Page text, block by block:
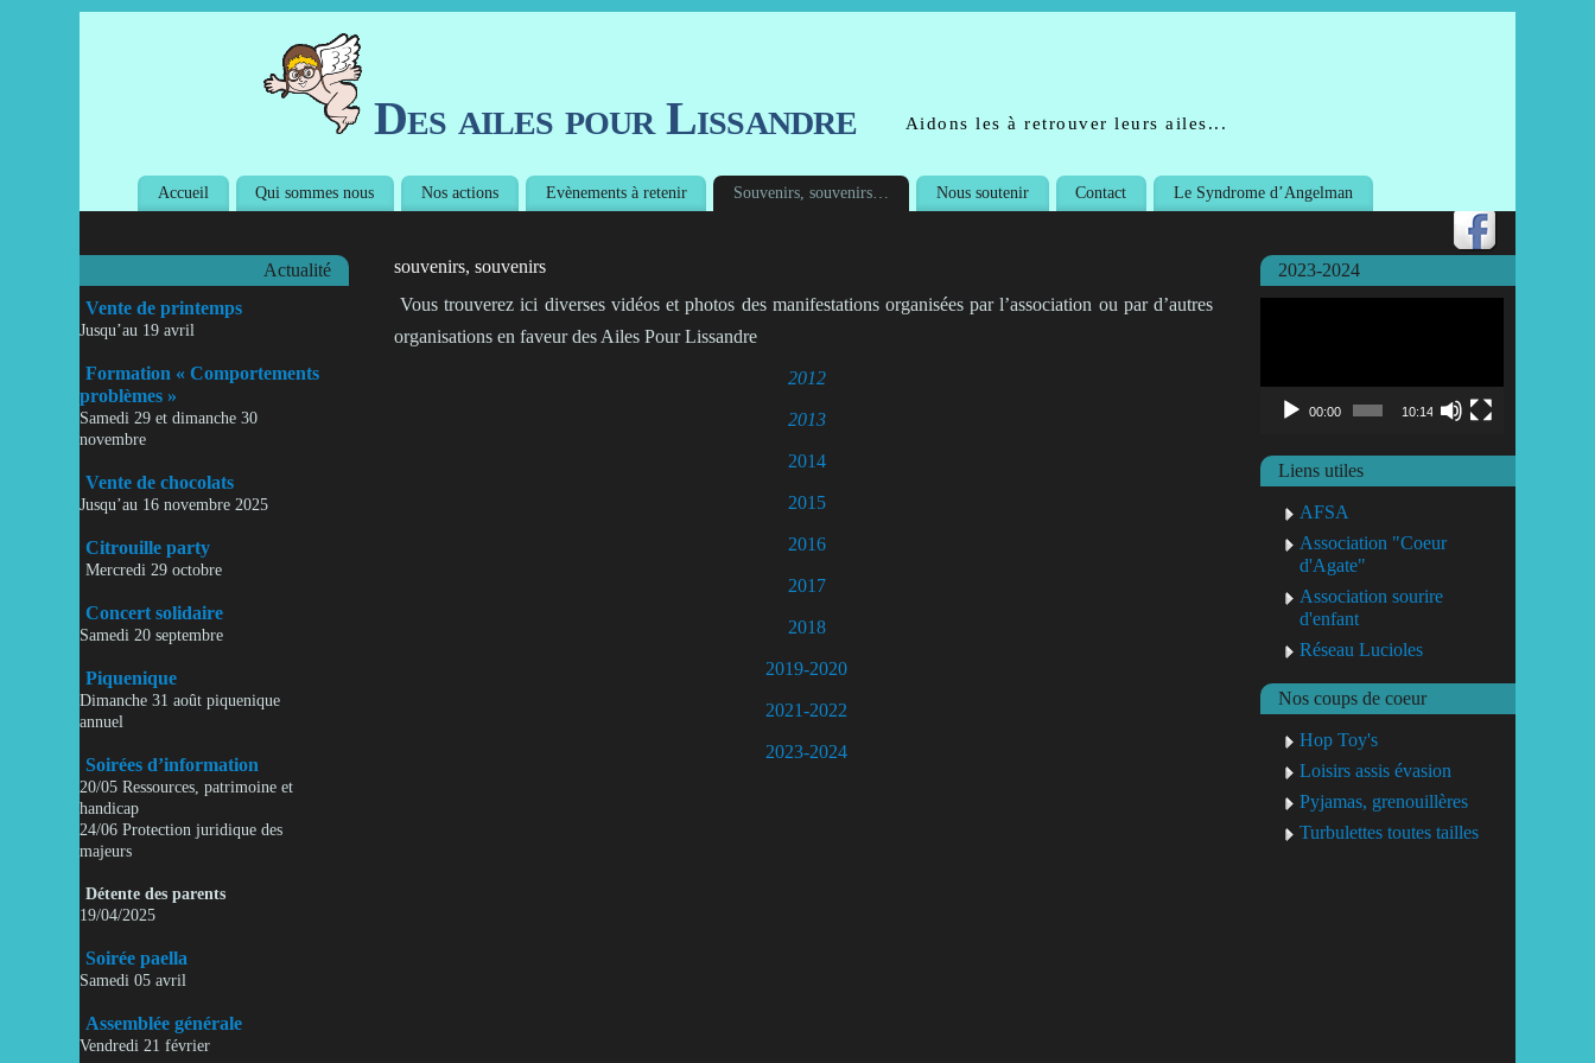
Des ailes pour Lissandre Aidons les à retrouver leurs ailes...
Accueil Qui sommes nous Nos actions Evènements à retenir Souvenirs, souvenirs… Nous soutenir Contact Le Syndrome d’Angelman
souvenirs, souvenirs
Vous trouverez ici diverses vidéos et photos des manifestations organisées par l’association ou par d’autres
organisations en faveur des Ailes Pour Lissandre
2012
2013
2014
2015
2016
2017
2018
2019-2020
2021-2022
2023-2024
Actualité
Vente de printemps
Jusqu’au 19 avril
Formation « Comportements
problèmes »
Samedi 29 et dimanche 30
novembre
Vente de chocolats
Jusqu’au 16 novembre 2025
Citrouille party
Mercredi 29 octobre
Concert solidaire
Samedi 20 septembre
Piquenique
Dimanche 31 août piquenique
annuel
Soirées d’information
20/05 Ressources, patrimoine et
handicap
24/06 Protection juridique des
majeurs
Détente des parents
19/04/2025
Soirée paella
Samedi 05 avril
Assemblée générale
Vendredi 21 février
2023-2024
00:00 10:14
Liens utiles
AFSA
Association "Coeur
d'Agate"
Association sourire
d'enfant
Réseau Lucioles
Nos coups de coeur
Hop Toy's
Loisirs assis évasion
Pyjamas, grenouillères
Turbulettes toutes tailles